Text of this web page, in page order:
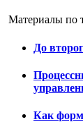
Материалы по
До
Как